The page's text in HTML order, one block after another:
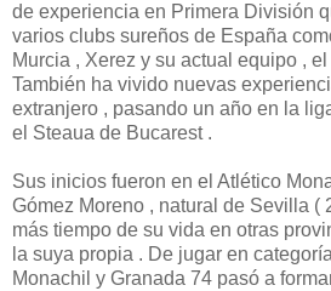
de experiencia en Primera División
varios clubs sureños de España
Murcia , Xerez y su actual equipo ,
También ha vivido nuevas
extranjero , pasando un año en la
el Steaua de Bucarest .
Sus inicios fueron en el Atlético
Gómez Moreno , natural de Sevilla (
más tiempo de su vida en otras
la suya propia . De jugar en
Monachil y Granada 74 pasó a